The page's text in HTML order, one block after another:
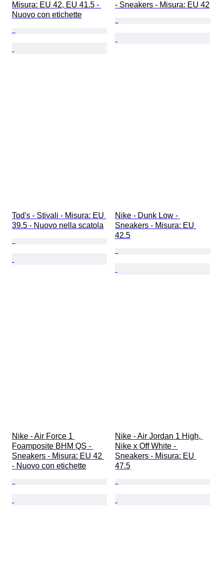
Misura: EU 42, EU 41.5 -
Nuovo con etichette
- Sneakers - Misura: EU 42
Tod's - Stivali - Misura: EU
39.5 - Nuovo nella scatola
Nike - Dunk Low -
Sneakers - Misura: EU
42.5
Nike - Air Force 1
Foamposite BHM QS -
Sneakers - Misura: EU 42
- Nuovo con etichette
Nike - Air Jordan 1 High,
Nike x Off White -
Sneakers - Misura: EU
47.5